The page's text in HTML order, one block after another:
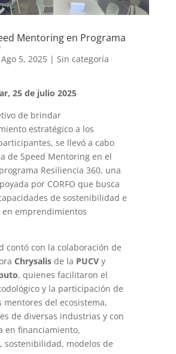
Mentoring en Programa
Ago 5, 2025| Sin categoría
25 de julio 2025
de brindar
estratégico a los
se llevó a cabo
de Speed Mentoring en el
Resiliencia 360, una
por CORFO que busca
de sostenibilidad e
en emprendimientos
contó con la colaboración de
Chrysalisde la PUCVy
, quienes facilitaron el
y la participación de
mentores del ecosistema,
de diversas industrias y con
en financiamiento,
sostenibilidad, modelos de